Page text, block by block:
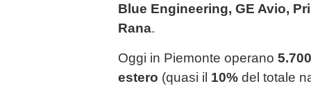
Blue Engineering, GE Avio,
Rana.
Oggi in Piemonte operano
estero (quasi il 10% del totale